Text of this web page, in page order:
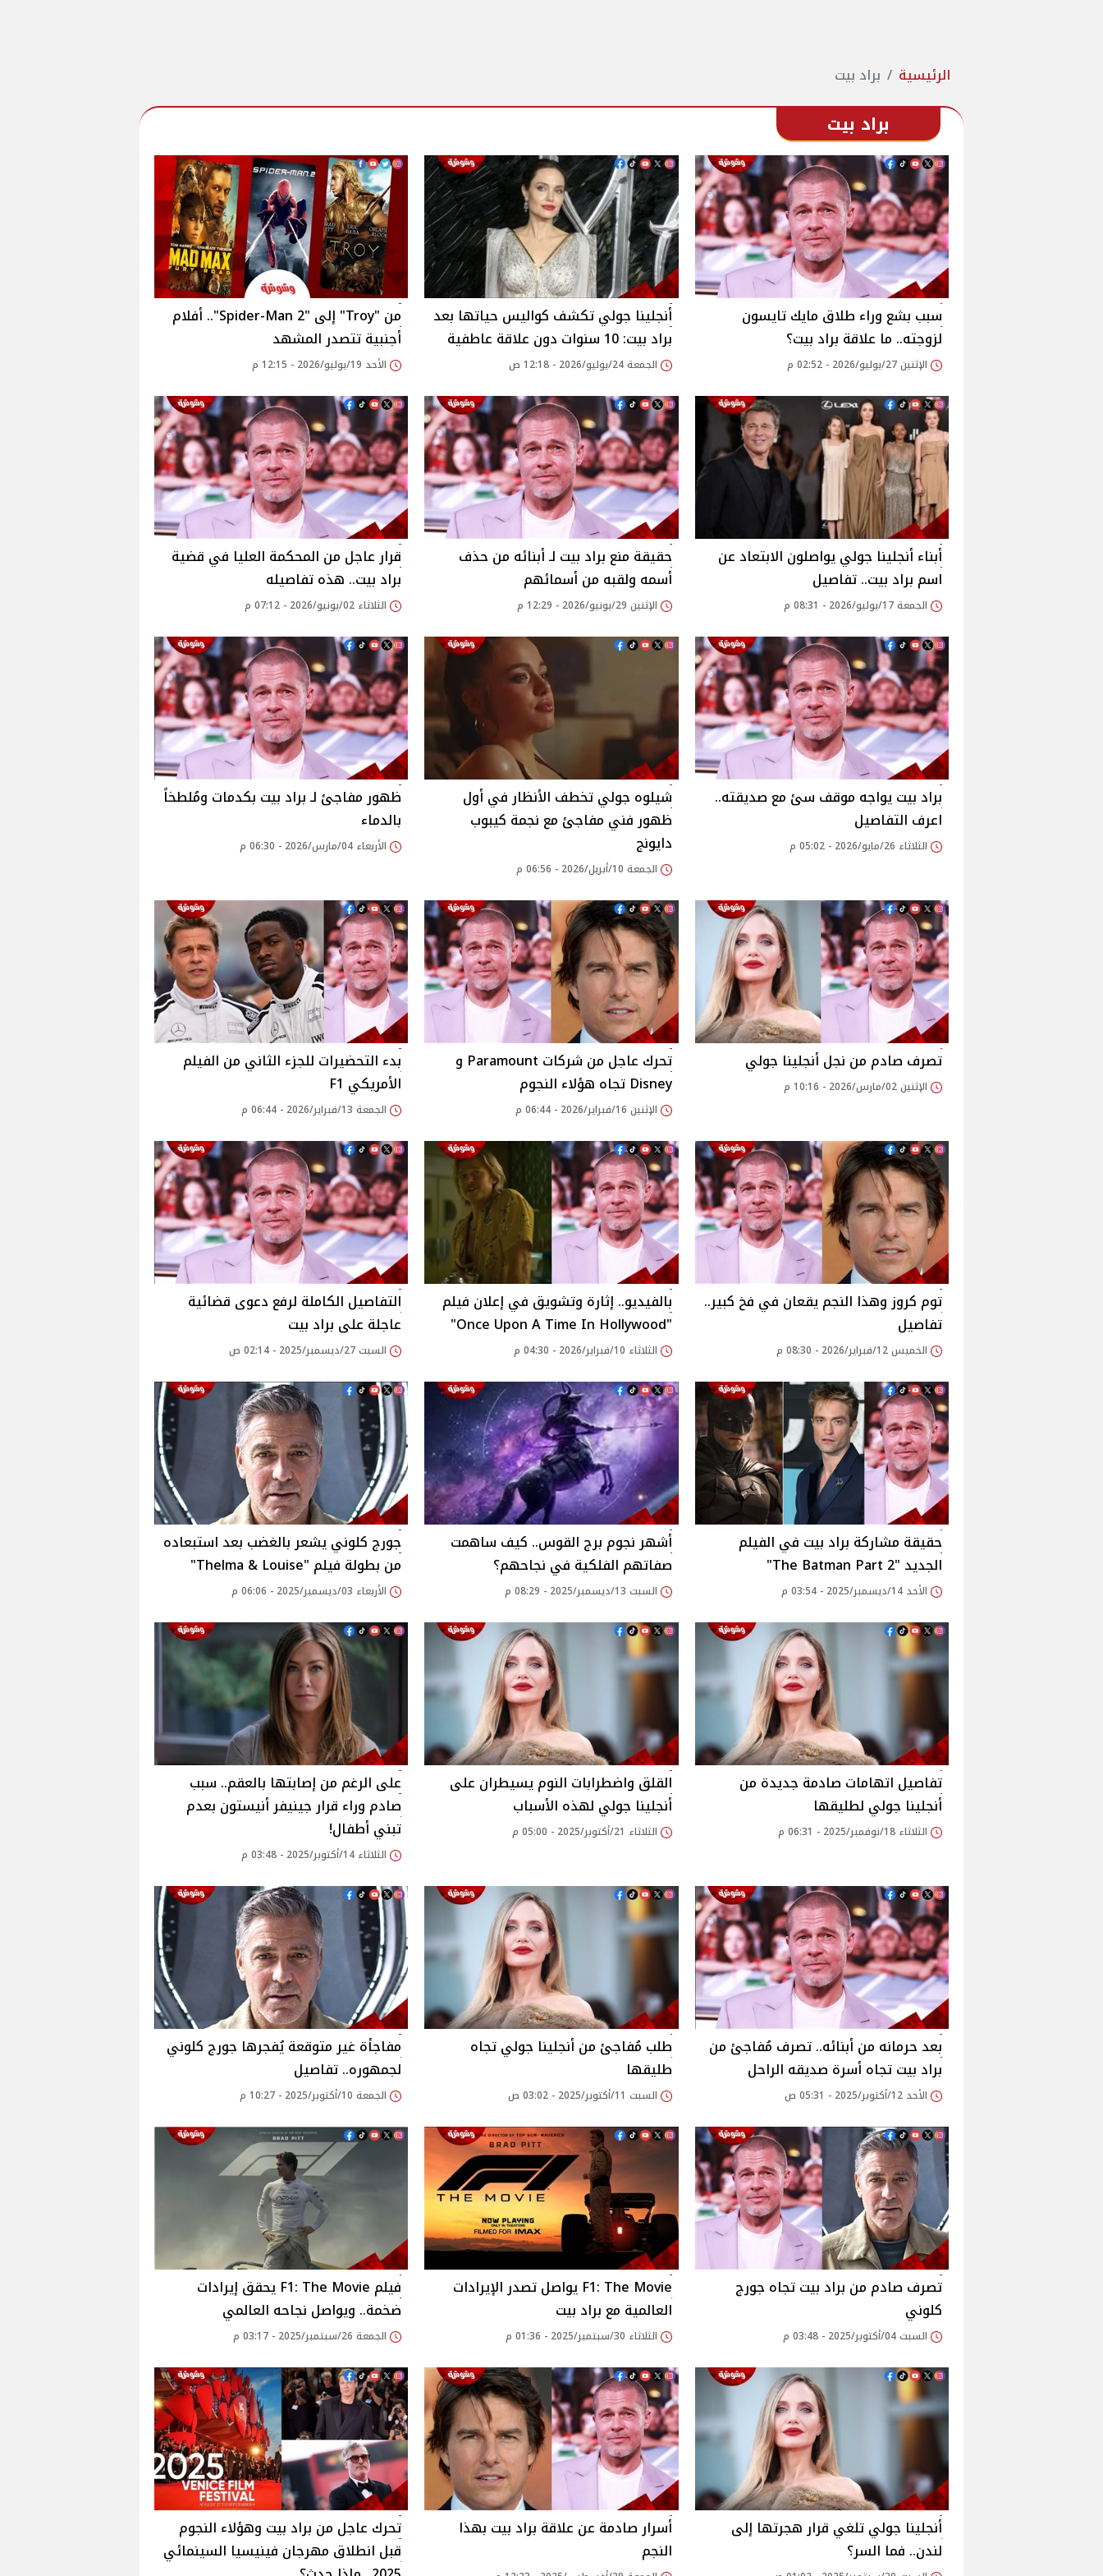
الرئيسية براد بيت
براد بيت
سبب بشع وراء طلاق مايك تايسون
لزوجته.. ما علاقة براد بيت؟
الإثنين 27/يوليو/2026 - 02:52 م
أنجلينا جولي تكشف كواليس حياتها بعد
براد بيت: 10 سنوات دون علاقة عاطفية
الجمعة 24/يوليو/2026 - 12:18 ص
من "Troy" إلى "Spider-Man 2".. أفلام
أجنبية تتصدر المشهد
الأحد 19/يوليو/2026 - 12:15 م
أبناء أنجلينا جولي يواصلون الابتعاد عن
اسم براد بيت.. تفاصيل
الجمعة 17/يوليو/2026 - 08:31 م
حقيقة منع براد بيت لـ أبنائه من حذف
أسمه ولقبه من أسمائهم
الإثنين 29/يونيو/2026 - 12:29 م
قرار عاجل من المحكمة العليا في قضية
براد بيت.. هذه تفاصيله
الثلاثاء 02/يونيو/2026 - 07:12 م
براد بيت يواجه موقف سئ مع صديقته..
اعرف التفاصيل
الثلاثاء 26/مايو/2026 - 05:02 م
شيلوه جولي تخطف الأنظار في أول
ظهور فني مفاجئ مع نجمة كيبوب
دايونج
الجمعة 10/أبريل/2026 - 06:56 م
ظهور مفاجئ لـ براد بيت بكدمات ومُلطخاً
بالدماء
الأربعاء 04/مارس/2026 - 06:30 م
تصرف صادم من نجل أنجلينا جولي
الإثنين 02/مارس/2026 - 10:16 م
تحرك عاجل من شركات Paramount و
Disney تجاه هؤلاء النجوم
الإثنين 16/فبراير/2026 - 06:44 م
بدء التحضيرات للجزء الثاني من الفيلم
الأمريكي F1
الجمعة 13/فبراير/2026 - 06:44 م
توم كروز وهذا النجم يقعان في فخ كبير..
تفاصيل
الخميس 12/فبراير/2026 - 08:30 م
بالفيديو.. إثارة وتشويق في إعلان فيلم
"Once Upon A Time In Hollywood"
الثلاثاء 10/فبراير/2026 - 04:30 م
التفاصيل الكاملة لرفع دعوى قضائية
عاجلة على براد بيت
السبت 27/ديسمبر/2025 - 02:14 ص
حقيقة مشاركة براد بيت في الفيلم
الجديد "The Batman Part 2"
الأحد 14/ديسمبر/2025 - 03:54 م
أشهر نجوم برج القوس.. كيف ساهمت
صفاتهم الفلكية في نجاحهم؟
السبت 13/ديسمبر/2025 - 08:29 م
جورج كلوني يشعر بالغضب بعد استبعاده
من بطولة فيلم "Thelma & Louise"
الأربعاء 03/ديسمبر/2025 - 06:06 م
تفاصيل اتهامات صادمة جديدة من
أنجلينا جولي لطليقها
الثلاثاء 18/نوفمبر/2025 - 06:31 م
القلق واضطرابات النوم يسيطران على
أنجلينا جولي لهذه الأسباب
الثلاثاء 21/أكتوبر/2025 - 05:00 م
على الرغم من إصابتها بالعقم.. سبب
صادم وراء قرار جينيفر أنيستون بعدم
تبني أطفال!
الثلاثاء 14/أكتوبر/2025 - 03:48 م
بعد حرمانه من أبنائه.. تصرف مُفاجئ من
براد بيت تجاه أسرة صديقه الراحل
الأحد 12/أكتوبر/2025 - 05:31 ص
طلب مُفاجئ من أنجلينا جولي تجاه
طليقها
السبت 11/أكتوبر/2025 - 03:02 ص
مفاجأة غير متوقعة يُفجرها جورج كلوني
لجمهوره.. تفاصيل
الجمعة 10/أكتوبر/2025 - 10:27 م
تصرف صادم من براد بيت تجاه جورج
كلوني
السبت 04/أكتوبر/2025 - 03:48 م
F1: The Movie يواصل تصدر الإيرادات
العالمية مع براد بيت
الثلاثاء 30/سبتمبر/2025 - 01:36 م
فيلم F1: The Movie يحقق إيرادات
ضخمة.. ويواصل نجاحه العالمي
الجمعة 26/سبتمبر/2025 - 03:17 م
أنجلينا جولي تلغي قرار هجرتها إلى
لندن.. فما السر؟
أسرار صادمة عن علاقة براد بيت بهذا
النجم
تحرك عاجل من براد بيت وهؤلاء النجوم
قبل انطلاق مهرجان فينيسيا السينمائي